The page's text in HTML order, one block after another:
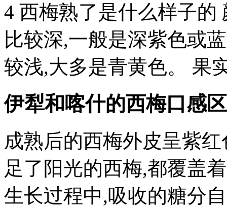
4 西梅熟了是什么样子的
比较深,一般是深紫色或
较浅,大多是青黄色。 果
伊犁和喀什的西梅口感
成熟后的西梅外皮呈紫
足了阳光的西梅,都覆盖
生长过程中,吸收的糖分